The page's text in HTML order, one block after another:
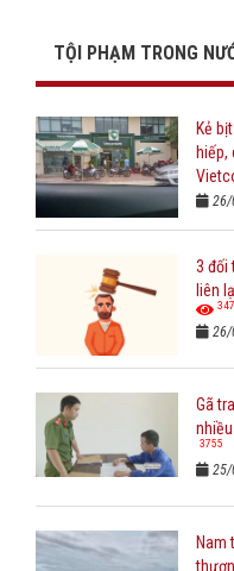
TỘI PHẠM TRONG
Kẻ
hiếp,
26/
3 đối
liên
26/
Gã
3755
25/
Nam